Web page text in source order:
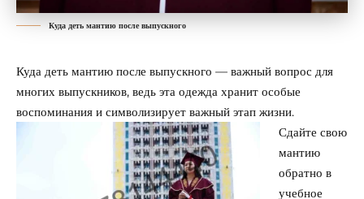
Куда деть мантию после выпускного
Куда деть мантию после выпускного — важный вопрос для
многих выпускников, ведь эта одежда хранит особые
воспоминания и символизирует важный этап жизни.
Сдайте свою
мантию
обратно в
учебное